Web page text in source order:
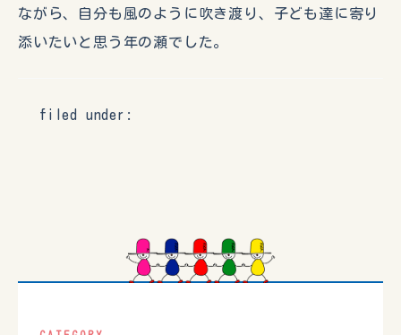
ながら、自分も風のように吹き渡り、子ども達に寄り
添いたいと思う年の瀬でした。
filed under: